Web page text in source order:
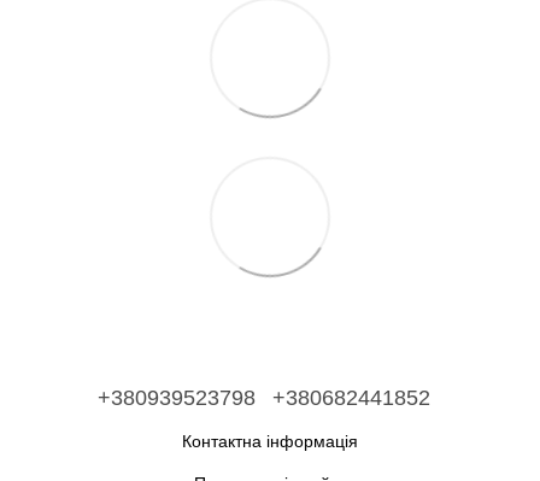
+380939523798 +380682441852
Контактна інформація